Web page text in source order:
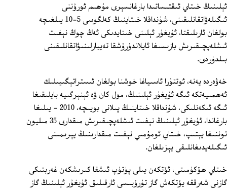
ئېلىنىڭ خىتاي ئىقتىساتىدا بارغانسېرى مۇھىم ئورۇننى
ئىگىلەۋاتقانلىقىنى، شۇنداقلا خىتاينىڭ كەلگۈسى 5-10 يىلغىچە
بولغان ئارىلىقتا، ئۇيغۇر ئېلىنى خىتايدىكى ئەڭ چوڭ نېفىت
ئىشلەپچىقىرىش بازىسىغا ئايلاندۇرۇشقا تەييارلىنىۋاتقانلىقىنى
بىلدۈردى.
خەۋەردە يەنە، ئوتتۇرا ئاسىياغا خوشنا بولغان ئىستراتېگىيىلىك
ئەھمىيەتكە ئىگە ئۇيغۇر ئېلىنىڭ، مول كان ۋە ئېنېرگىيە بايلىقىغا
ئىگە ئىكەنلىكى، شۇنداقلا خىتاينىڭ پىلانى بويىچە، 2010 - يىلىغا
بارغاندا، ئۇيغۇر ئېلىنىڭ نېفىت ئىشلەپچىقىرىش مىقدارى 35 مىليون
توننىغا يېتىپ، خىتاي ئومۇمىي نېفىت مىقدارىنىڭ يېرىمىنى
ئىگىلەيدىغانلىقى يېزىلغان.
خىتاي ھۆكۈمىتى، ئۆتكەن يىلى پۈتۈپ ئىشقا كىرىشكەن غەربتىكى
گازنى شەرققە يۆتكەش گاز تۇرۇبىسى ئارقىلىق ئۇيغۇر ئېلىنىڭ گاز